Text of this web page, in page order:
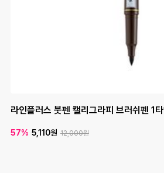
라인플러스 패브릭마카 12색세트 염색마
57% 5,110원 12,000원
라인플러스 패브릭마카 16색세트 염색마
57% 6,810원 16,000원
라인플러스 붓펜 캘리그라피 브러쉬펜 1
57% 5,110원 12,000원
라인플러스 트리마 330 삼각화이트보드
57% 3,580원 8,400원
유니 제트스트림 2색+샤프 3색+샤프 4색
평화 삼각크립 아이디얼크립
45% 1,320원 2,400원
평화 울트라 2공펀치 70mm 제본용 강
45% 104,500원 190,000원
평화 울트라 강력1공펀치용 핀보드세트
45% 30,250원 55,000원
평화 울트라 1공펀치 강력펀치
45% 71,500원 130,000원
평화 울트라 할로우 2공펀치 80mm 제본
45% 104,500원 190,000원
08 평화 울트라 강력1공펀치용 핀보드세트